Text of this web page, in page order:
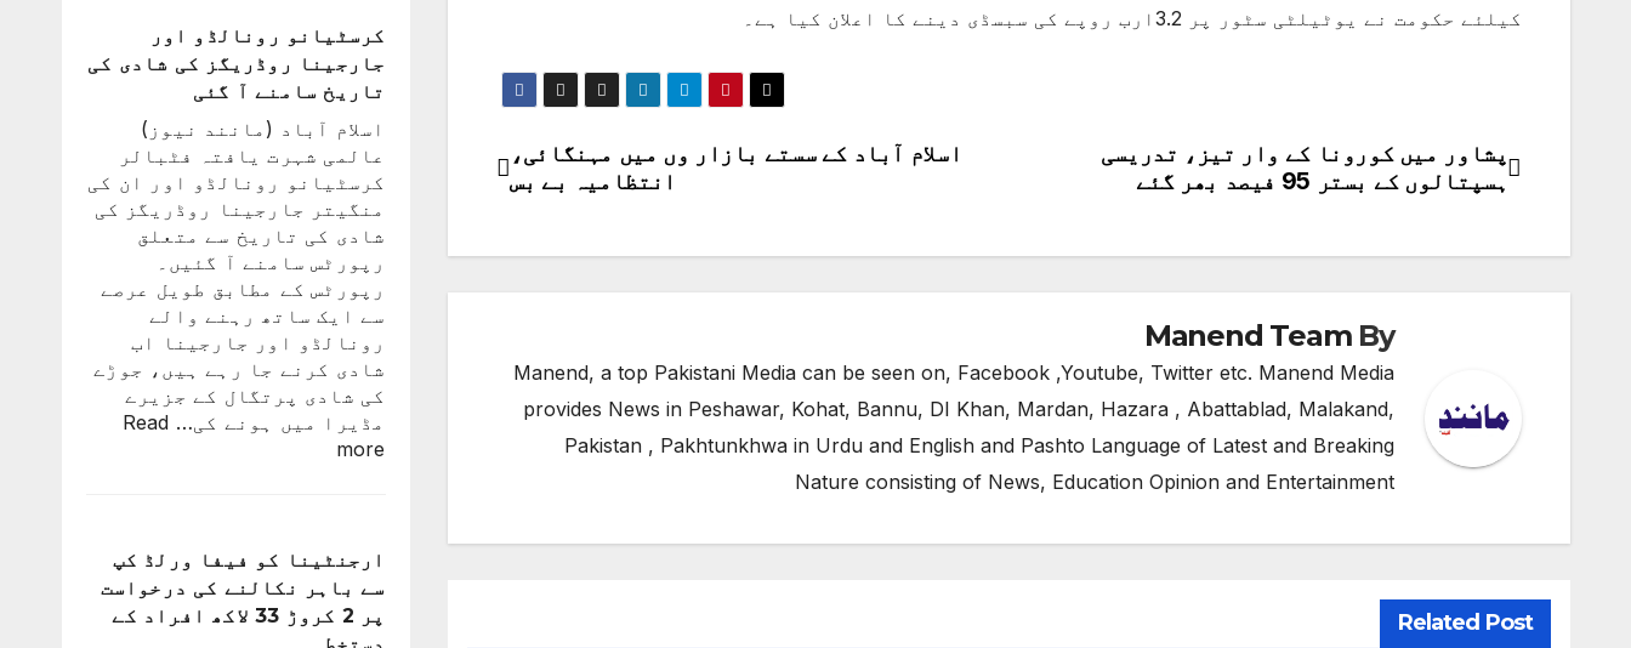
کیلئے حکومت نے یوٹیلٹی سٹور پر 3.2ارب روپے کی سبسڈی دینے کا اعلان کیا ہے۔
پوسٹوں
نیویگیشن
اسلام آباد کے سستے بازار وں میں مہنگائی،
انتظامیہ بے بس
پشاور میں کورونا کے وار تیز، تدریسی
ہسپتالوں کے بستر 95 فیصد بھر گئے
By
Manend Team
Manend, a top Pakistani Media can be seen on, Facebook ,Youtube, Twitter etc. Manend Media
provides News in Peshawar, Kohat, Bannu, DI Khan, Mardan, Hazara , Abattablad, Malakand,
Pakistan , Pakhtunkhwa in Urdu and English and Pashto Language of Latest and Breaking
Nature consisting of News, Education Opinion and Entertainment
Related Post
کرسٹیانو رونالڈو اور
جارجینا روڈریگز کی شادی کی
تاریخ سامنے آ گئی
اسلام آباد (مانند نیوز)
عالمی شہرت یافتہ فٹبالر
کرسٹیانو رونالڈو اور ان کی
منگیتر جارجینا روڈریگز کی
شادی کی تاریخ سے متعلق
رپورٹس سامنے آ گئیں۔
رپورٹس کے مطابق طویل عرصے
سے ایک ساتھ رہنے والے
رونالڈو اور جارجینا اب
شادی کرنے جا رہے ہیں، جوڑے
کی شادی پرتگال کے جزیرے
مڈیرا میں ہونے کی… Read
more
جارجینا
روڈریگز
کی
شادی
ارجنٹینا کو فیفا ورلڈ کپ
سے باہر نکالنے کی درخواست
پر 2 کروڑ 33 لاکھ افراد کے